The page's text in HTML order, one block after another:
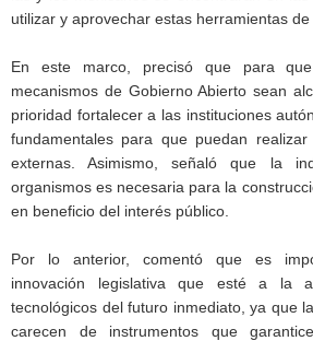
utilizar y aprovechar estas herramientas
En este marco, precisó que para
mecanismos de Gobierno Abierto sean
prioridad fortalecer a las instituciones
fundamentales para que puedan
externas. Asimismo, señaló que la
organismos es necesaria para la
en beneficio del interés público.
Por lo anterior, comentó que es
innovación legislativa que esté a la
tecnológicos del futuro inmediato, ya que
carecen de instrumentos que